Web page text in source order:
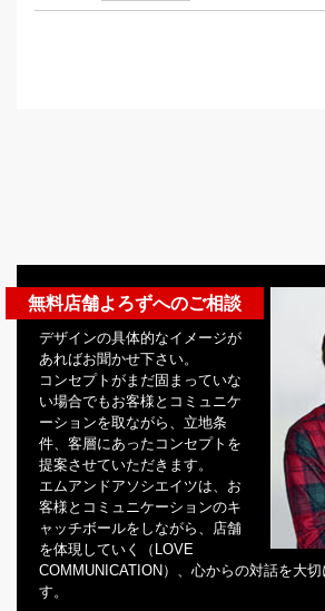
無料店舗よろずへのご相談
デザインの具体的なイメージが
あればお聞かせ下さい。
コンセプトがまだ固まっていな
い場合でもお客様とコミュニケ
ーションを取ながら、立地条
件、客層にあったコンセプトを
提案させていただきます。
エムアンドアソシエイツは、お
客様とコミュニケーションのキ
ャッチボールをしながら、店舗
を体現していく（LOVE
COMMUNICATION）、心からの対話を大
す。